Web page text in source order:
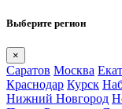
Выберите регион
×
Саратов Москва
Краснодар Курск
Нижний Новгород